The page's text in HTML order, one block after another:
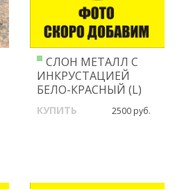
СЛОН МЕТАЛЛ С
ИНКРУСТАЦИЕЙ
БЕЛО-КРАСНЫЙ (L)
КУПИТЬ 2500 руб.